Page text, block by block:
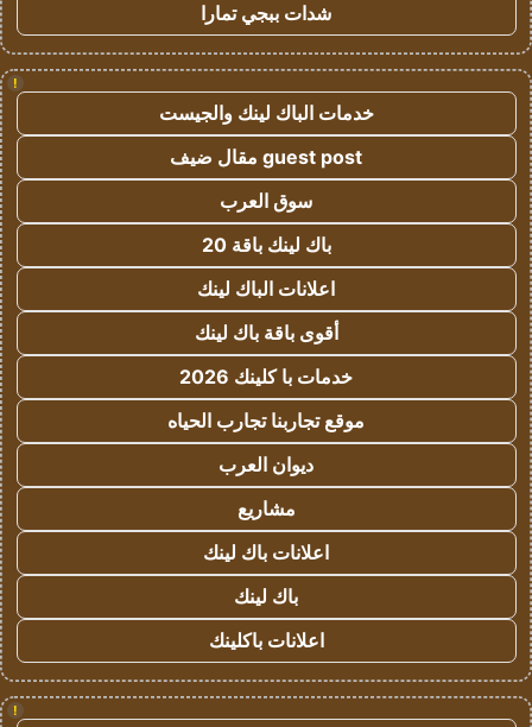
شدات ببجي تمارا
!
خدمات الباك لينك والجيست
guest post مقال ضيف
سوق العرب
باك لينك باقة 20
اعلانات الباك لينك
أقوى باقة باك لينك
خدمات با كلينك 2026
موقع تجاربنا تجارب الحياه
ديوان العرب
مشاريع
اعلانات باك لينك
باك لينك
اعلانات باكلينك
!